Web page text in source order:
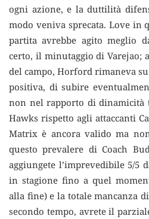
ogni azione, e la duttilità
modo veniva sprecata. Love in
partita avrebbe agito meglio
certo, il minutaggio di Varejao;
del campo, Horford rimaneva
positiva, di subire
non nel rapporto di dinamicità
Hawks rispetto agli attaccanti
Matrix è ancora valido ma
questo prevalere di Coach
aggiungete l’imprevedibile 5/5
in stagione fino a quel
alla fine) e la totale mancanza
secondo tempo, avrete il